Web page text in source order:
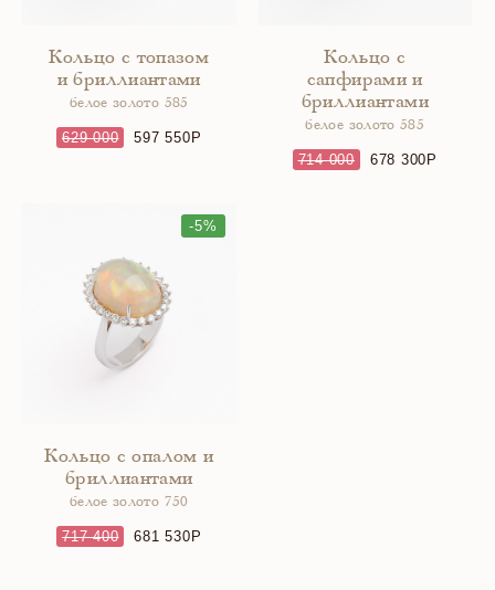
Кольцо с топазом
и бриллиантами
белое золото 585
629 000 597 550
Кольцо с
сапфирами и
бриллиантами
белое золото 585
714 000 678 300
-5%
Кольцо с опалом и
бриллиантами
белое золото 750
717 400 681 530